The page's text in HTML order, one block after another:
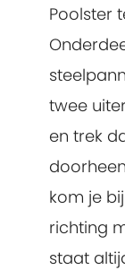
Poolster
twee
en trek
kom je
richting
staat